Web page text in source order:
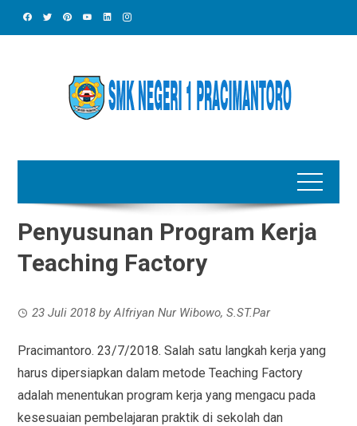
Penyusunan Program Kerja
Teaching Factory
23 Juli 2018 byAlfriyan Nur Wibowo, S.ST.Par
Pracimantoro. 23/7/2018. Salah satu langkah kerja yang
harus dipersiapkan dalam metode Teaching Factory
adalah menentukan program kerja yang mengacu pada
kesesuaian pembelajaran praktik di sekolah dan